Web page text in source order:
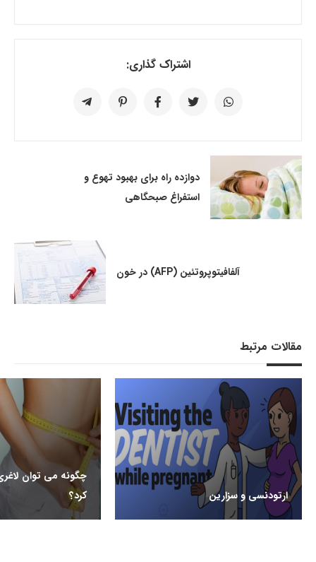
اشتراک گذاری:
دوازده راه برای بهبود تهوع و
استفراغ صبحگاهی
آلفافیتوپروتئین (AFP) در خون
مقالات مرتبط
ارتودنسی و سزارین
چگونه می توان
کرد؟